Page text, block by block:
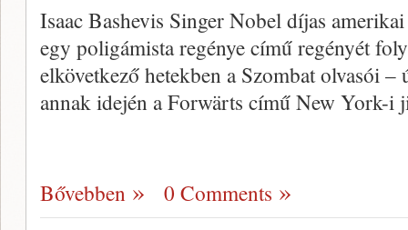
Isaac Bashevis Singer Nobel díjas
egy poligámista regénye című regényét
elkövetkező hetekben a Szombat olvasói
annak idején a Forwärts című New York-
Bővebben 0 Comments